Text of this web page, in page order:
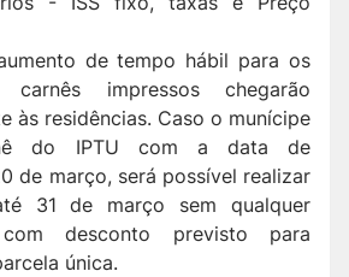
de tempo hábil para os
carnês impressos chegarão
às residências. Caso o munícipe
do IPTU com a data de
de março, será possível realizar
31 de março sem qualquer
desconto previsto para
única.